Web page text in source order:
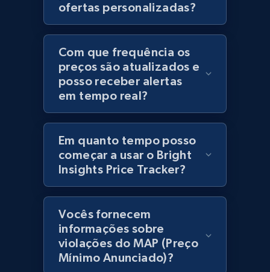
1.2K+ 208+ Comece agora
Best Buy products
URL, Product id, Title, Images, Final price,
Currency, Discount, Initial price, and more.
1.1K+ 149+ Comece agora
products using specified keywords
URL, Product id, Title, Images, Final price,
Currency, Discount, Initial price, and more.
ofertas personalizadas?
Com que frequência os
preços são atualizados e
posso receber alertas
em tempo real?
Em quanto tempo posso
começar a usar o Bright
Insights Price Tracker?
Vocês fornecem
informações sobre
violações do MAP (Preço
Mínimo Anunciado)?